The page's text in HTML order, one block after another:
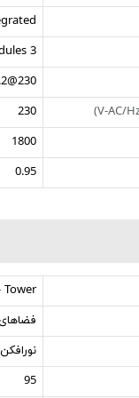
3 Modules
230@8.2
230
1800
0.95
Tower
نورافکن
95